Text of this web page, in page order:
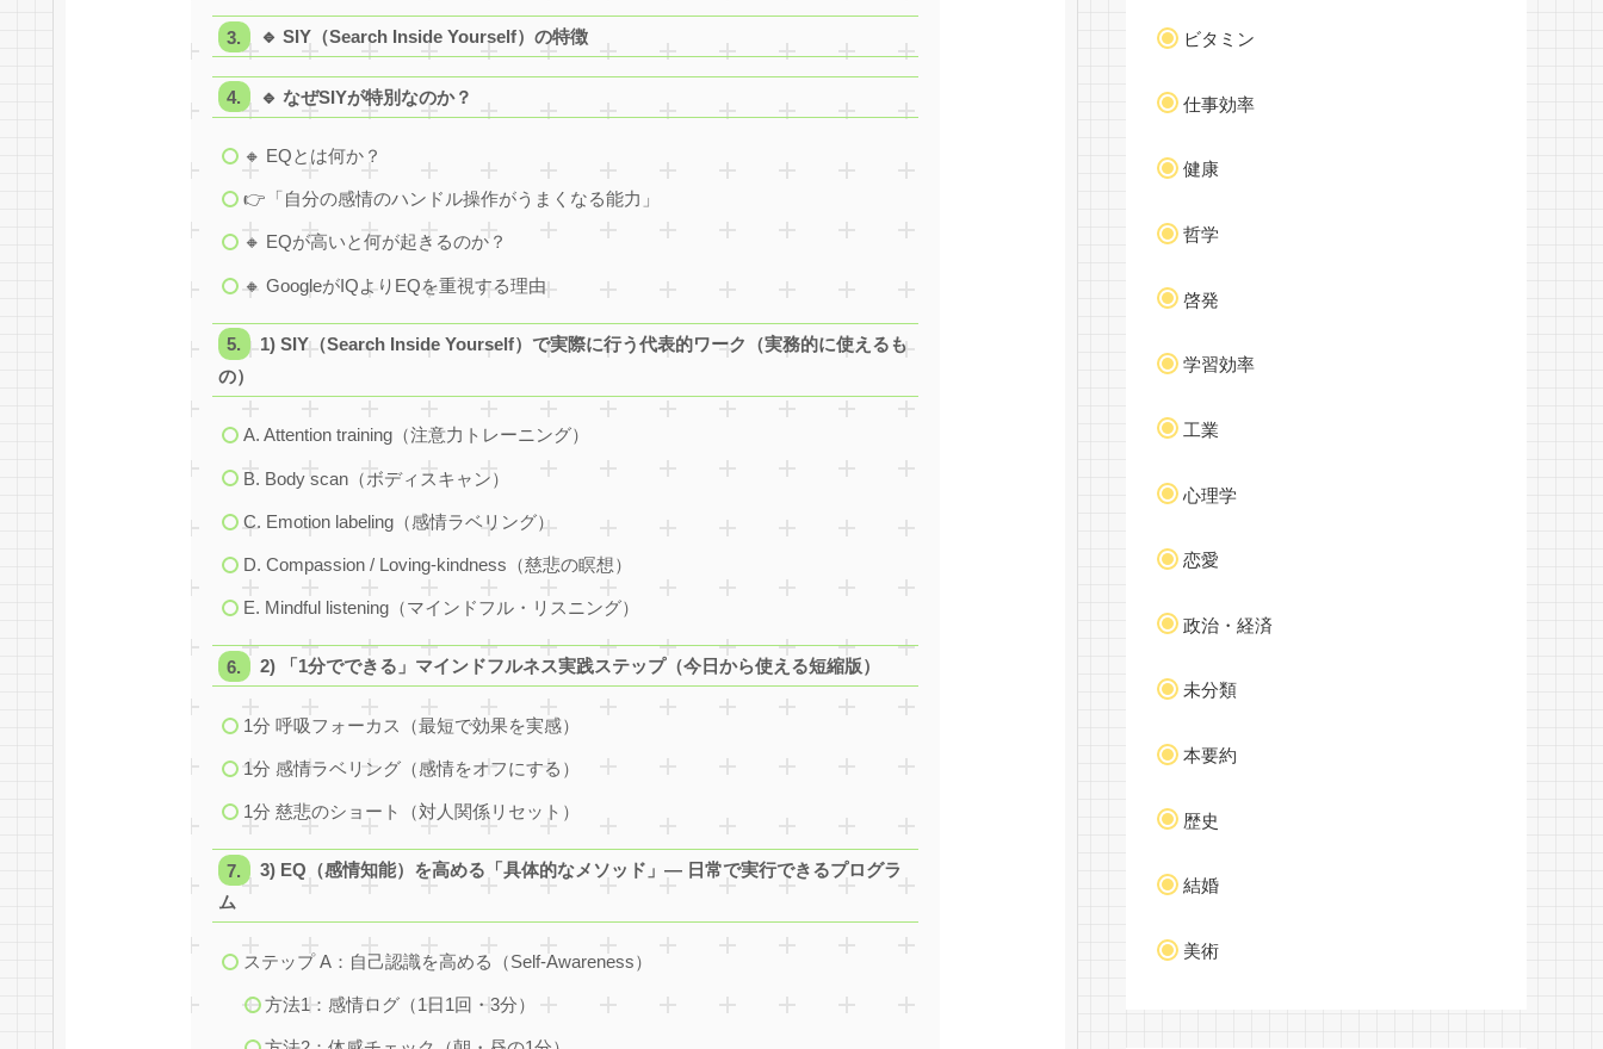
🔹 SIY（Search Inside Yourself）の特徴
🔹 なぜSIYが特別なのか？
🔸 EQとは何か？
👉「自分の感情のハンドル操作がうまくなる能力」
🔸 EQが高いと何が起きるのか？
🔸 GoogleがIQよりEQを重視する理由
1) SIY（Search Inside Yourself）で実際に行う代表的ワーク（実務的に使えるも
の）
A. Attention training（注意力トレーニング）
B. Body scan（ボディスキャン）
C. Emotion labeling（感情ラベリング）
D. Compassion / Loving-kindness（慈悲の瞑想）
E. Mindful listening（マインドフル・リスニング）
2) 「1分でできる」マインドフルネス実践ステップ（今日から使える短縮版）
1分 呼吸フォーカス（最短で効果を実感）
1分 感情ラベリング（感情をオフにする）
1分 慈悲のショート（対人関係リセット）
3) EQ（感情知能）を高める「具体的なメソッド」— 日常で実行できるプログラ
ム
ステップ A：自己認識を高める（Self-Awareness）
方法1：感情ログ（1日1回・3分）
ビタミン
仕事効率
健康
哲学
啓発
学習効率
工業
心理学
恋愛
政治・経済
未分類
本要約
歴史
結婚
美術